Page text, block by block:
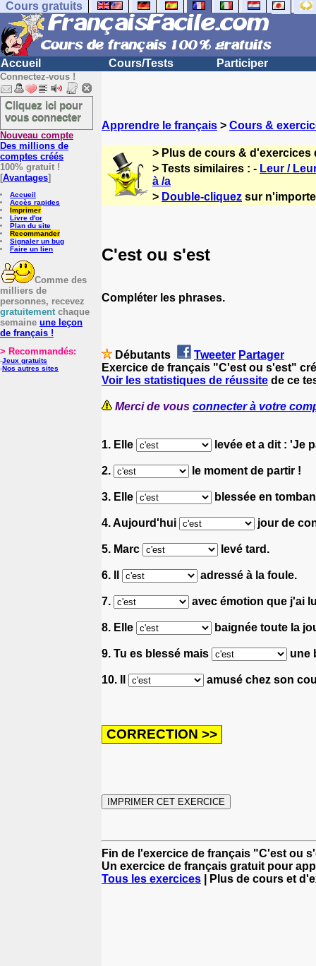
Cours gratuits
Accueil Cours/Tests Participer
Connectez-vous !
Cliquez ici pour
vous connecter
Nouveau compte
Des millions de
comptes créés
100% gratuit !
[Avantages]
Accueil
Accès rapides
Imprimer
Livre d'or
Plan du site
Recommander
Signaler un bug
Faire un lien
Comme des
milliers de
personnes, recevez
gratuitementchaque
semaine une leçon
de français !
> Recommandés:
-Jeux gratuits
-Nos autres sites
Apprendre le français > Cours &
> Plus de cours & d'exercices
> Tests similaires : - Leur /
à /a
> Double-cliquez sur
C'est ou s'est
Compléter les phrases.
Débutants Tweeter Partager
Exercice de français "C'est ou s'est"
Voir les statistiques de réussite de ce
Merci de vous connecter à votre
1. Elle levée et a dit : 'Je
2. le moment de partir !
3. Elle blessée en
4. Aujourd'hui jour de
5. Marc levé tard.
6. Il adressé à la foule.
7. avec émotion que j'ai
8. Elle baignée toute la
9. Tu es blessé mais une
10. Il amusé chez son
Fin de l'exercice de français "C'est ou
Un exercice de français gratuit pour
Tous les exercices | Plus de cours et